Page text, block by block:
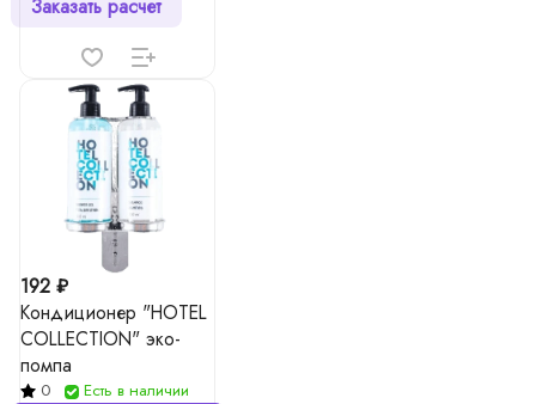
Заказать расчет
192 ₽
Кондиционер "HOTEL
COLLECTION" эко-
помпа
0 Есть в наличии